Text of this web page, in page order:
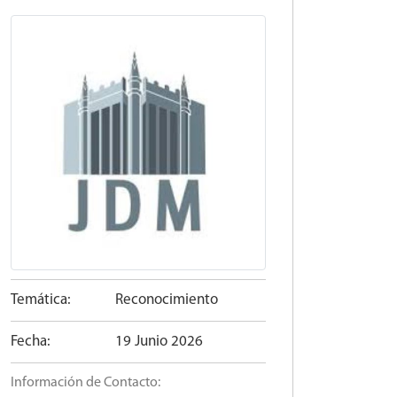
Temática: Reconocimiento
Fecha: 19 Junio 2026
Información de Contacto: